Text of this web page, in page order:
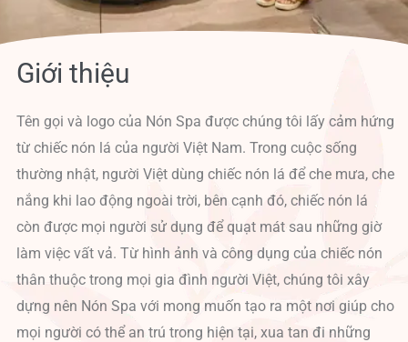
Giới thiệu
Tên gọi và logo của Nón Spa được chúng tôi lấy cảm hứng
từ chiếc nón lá của người Việt Nam. Trong cuộc sống
thường nhật, người Việt dùng chiếc nón lá để che mưa, che
nắng khi lao động ngoài trời, bên cạnh đó, chiếc nón lá
còn được mọi người sử dụng để quạt mát sau những giờ
làm việc vất vả. Từ hình ảnh và công dụng của chiếc nón
thân thuộc trong mọi gia đình người Việt, chúng tôi xây
dựng nên Nón Spa với mong muốn tạo ra một nơi giúp cho
mọi người có thể an trú trong hiện tại, xua tan đi những